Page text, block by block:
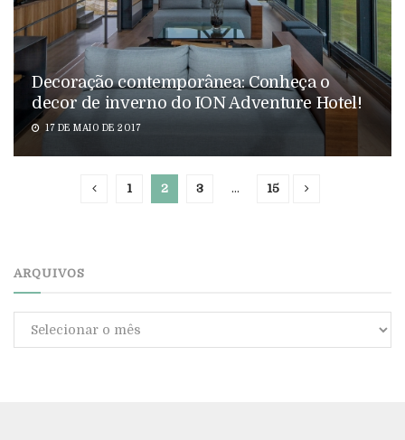
Decoração contemporânea: Conheça o
decor de inverno do ION Adventure Hotel!
17 DE MAIO DE 2017
1 2 3 … 15
ARQUIVOS
Arquivos